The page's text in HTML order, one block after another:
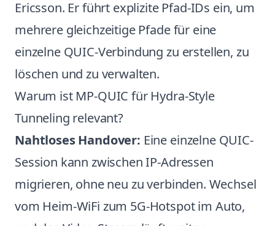
Ericsson. Er führt explizite Pfad-IDs ein, um
mehrere gleichzeitige Pfade für eine
einzelne QUIC-Verbindung zu erstellen, zu
löschen und zu verwalten.
Warum ist MP-QUIC für Hydra-Style
Tunneling relevant?
Nahtloses Handover: Eine einzelne QUIC-
Session kann zwischen IP-Adressen
migrieren, ohne neu zu verbinden. Wechsel
vom Heim-WiFi zum 5G-Hotspot im Auto,